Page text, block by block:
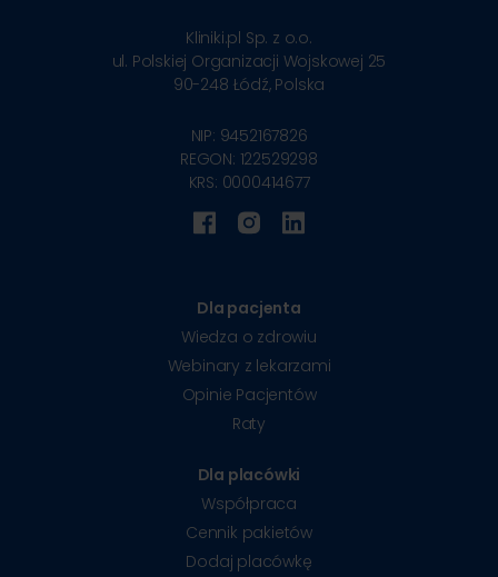
Kliniki.pl Sp. z o.o.
ul. Polskiej Organizacji Wojskowej 25
90-248 Łódź, Polska
NIP: 9452167826
REGON: 122529298
KRS: 0000414677
Dla pacjenta
Wiedza o zdrowiu
Webinary z lekarzami
Opinie Pacjentów
Raty
Dla placówki
Współpraca
Cennik pakietów
Dodaj placówkę